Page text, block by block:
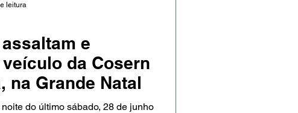
e
da Cosern
na Grande Natal
do último sábado, 28 de junho
leitura